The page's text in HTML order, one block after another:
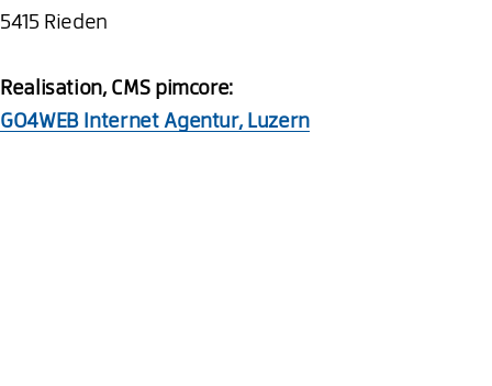
5415 Rieden
Realisation, CMS pimcore:
GO4WEB Internet Agentur, Luzern